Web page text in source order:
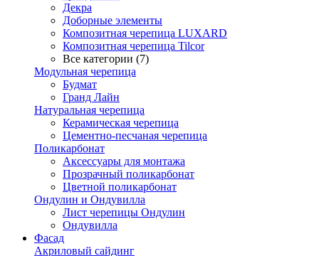
Декра
Доборные элементы
Композитная черепица LUXARD
Композитная черепица Tilcor
Все категории (7)
Модульная черепица
Будмат
Гранд Лайн
Натуральная черепица
Керамическая черепица
Цементно-песчаная черепица
Поликарбонат
Аксессуары для монтажа
Прозрачный поликарбонат
Цветной поликарбонат
Ондулин и Ондувилла
Лист черепицы Ондулин
Ондувилла
Фасад
Акриловый сайдинг